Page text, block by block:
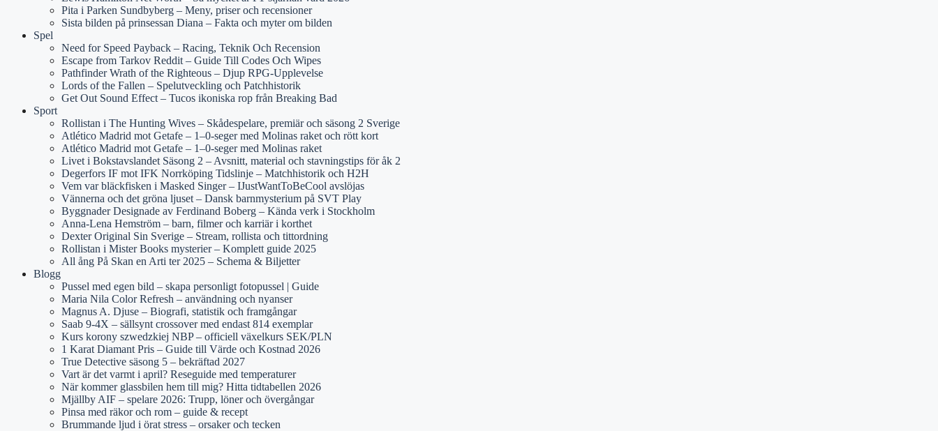
Pita i Parken Sundbyberg – Meny, priser och recensioner
Sista bilden på prinsessan Diana – Fakta och myter om bilden
Spel
Need for Speed Payback – Racing, Teknik Och Recension
Escape from Tarkov Reddit – Guide Till Codes Och Wipes
Pathfinder Wrath of the Righteous – Djup RPG-Upplevelse
Lords of the Fallen – Spelutveckling och Patchhistorik
Get Out Sound Effect – Tucos ikoniska rop från Breaking Bad
Sport
Rollistan i The Hunting Wives – Skådespelare, premiär och säsong 2 Sverige
Atlético Madrid mot Getafe – 1–0-seger med Molinas raket och rött kort
Atlético Madrid mot Getafe – 1–0-seger med Molinas raket
Livet i Bokstavslandet Säsong 2 – Avsnitt, material och stavningstips för åk 2
Degerfors IF mot IFK Norrköping Tidslinje – Matchhistorik och H2H
Vem var bläckfisken i Masked Singer – IJustWantToBeCool avslöjas
Vännerna och det gröna ljuset – Dansk barnmysterium på SVT Play
Byggnader Designade av Ferdinand Boberg – Kända verk i Stockholm
Anna-Lena Hemström – barn, filmer och karriär i korthet
Dexter Original Sin Sverige – Stream, rollista och tittordning
Rollistan i Mister Books mysterier – Komplett guide 2025
All ång På Skan en Arti ter 2025 – Schema & Biljetter
Blogg
Pussel med egen bild – skapa personligt fotopussel | Guide
Maria Nila Color Refresh – användning och nyanser
Magnus A. Djuse – Biografi, statistik och framgångar
Saab 9-4X – sällsynt crossover med endast 814 exemplar
Kurs korony szwedzkiej NBP – officiell växelkurs SEK/PLN
1 Karat Diamant Pris – Guide till Värde och Kostnad 2026
True Detective säsong 5 – bekräftad 2027
Vart är det varmt i april? Reseguide med temperaturer
När kommer glassbilen hem till mig? Hitta tidtabellen 2026
Mjällby AIF – spelare 2026: Trupp, löner och övergångar
Pinsa med räkor och rom – guide & recept
Brummande ljud i örat stress – orsaker och tecken